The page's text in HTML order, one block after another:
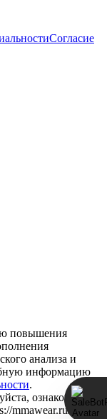
Согласие
повышения
анализа и
информацию
.
ознакомьтесь
mmawear.ru/return-